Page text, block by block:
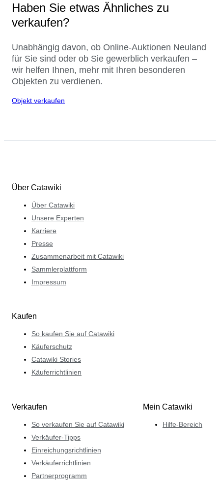
Haben Sie etwas Ähnliches zu
verkaufen?
Unabhängig davon, ob Online-Auktionen Neuland
für Sie sind oder ob Sie gewerblich verkaufen –
wir helfen Ihnen, mehr mit Ihren besonderen
Objekten zu verdienen.
Objekt verkaufen
Über Catawiki
Über Catawiki
Unsere Experten
Karriere
Presse
Zusammenarbeit mit Catawiki
Sammlerplattform
Impressum
Kaufen
So kaufen Sie auf Catawiki
Käuferschutz
Catawiki Stories
Käuferrichtlinien
Verkaufen
So verkaufen Sie auf Catawiki
Verkäufer-Tipps
Einreichungsrichtlinien
Verkäuferrichtlinien
Partnerprogramm
Mein Catawiki
Hilfe-Bereich